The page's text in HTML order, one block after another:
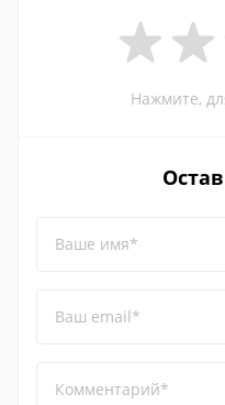
Нажмите,
Ваше имя*
Ваш email*
Комментарий*